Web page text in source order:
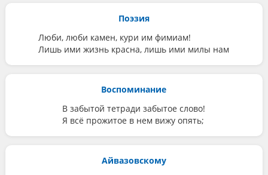
Поэзия
Люби, люби камен, кури им фимиам!
Лишь ими жизнь красна, лишь ими милы нам
Воспоминание
В забытой тетради забытое слово!
Я всё прожитое в нем вижу опять;
Айвазовскому